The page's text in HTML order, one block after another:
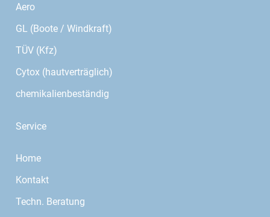
Aero
GL (Boote / Windkraft)
TÜV (Kfz)
Cytox (hautverträglich)
chemikalienbeständig
Service
Home
Kontakt
Techn. Beratung